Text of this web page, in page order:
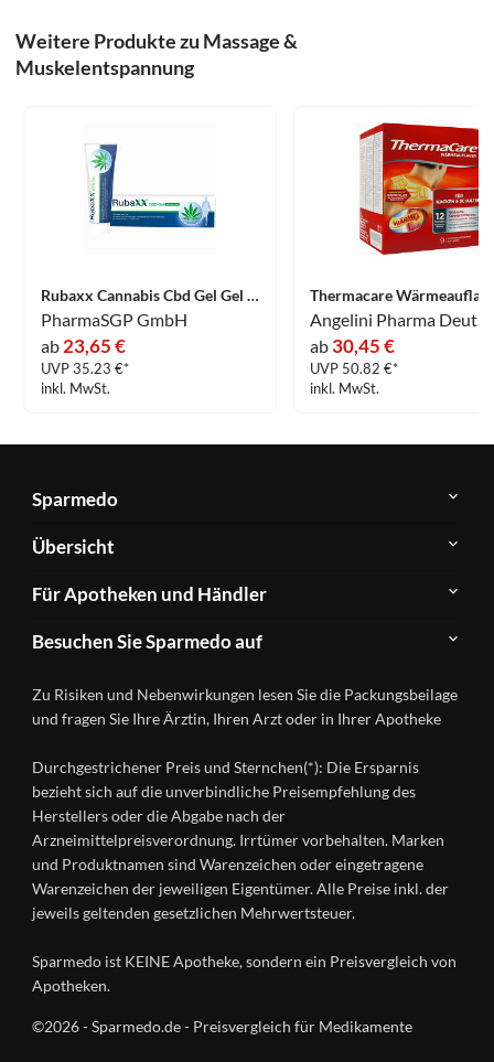
Weitere Produkte zu Massage &
Muskelentspannung
Rubaxx Cannabis Cbd Gel Gel 120 g
PharmaSGP GmbH
ab 23,65 €
UVP 35.23 €*
inkl. MwSt.
ab 30,45 €
UVP 50.82 €*
inkl. MwSt.
Sparmedo
Über
Sparmedo
FAQ
Kontakt
Datenschutz
Nutzungsbedingungen
Übersicht
Herstellerverzeichnis
Produkte
A-
Ratgeber
Wirkstoffe
Gesundheitsmagazin
Für Apotheken und Händler
&
Händlerlogin
Besuchen Sie Sparmedo auf
Instagram
Zu Risiken und Nebenwirkungen lesen Sie die Packungsbeilage
und fragen Sie Ihre Ärztin, Ihren Arzt oder in Ihrer Apotheke
Durchgestrichener Preis und Sternchen(*): Die Ersparnis
bezieht sich auf die unverbindliche Preisempfehlung des
Herstellers oder die Abgabe nach der
Arzneimittelpreisverordnung. Irrtümer vorbehalten. Marken
und Produktnamen sind Warenzeichen oder eingetragene
Warenzeichen der jeweiligen Eigentümer. Alle Preise inkl. der
jeweils geltenden gesetzlichen Mehrwertsteuer.
Sparmedo ist KEINE Apotheke, sondern ein Preisvergleich von
Apotheken.
©2026 - Sparmedo.de - Preisvergleich für Medikamente